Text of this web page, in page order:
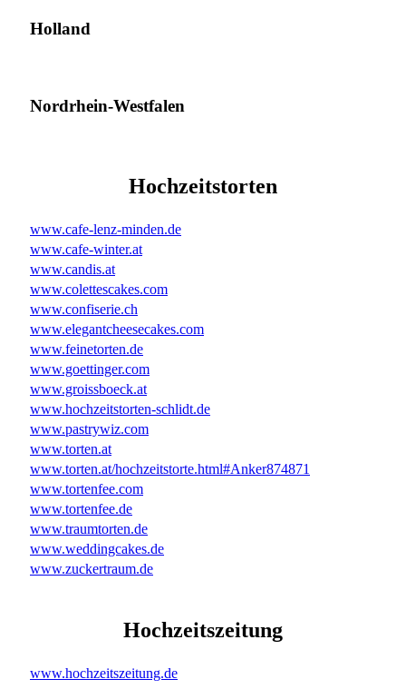
Holland
Nordrhein-Westfalen
Hochzeitstorten
www.cafe-lenz-minden.de
www.cafe-winter.at
www.candis.at
www.colettescakes.com
www.confiserie.ch
www.elegantcheesecakes.com
www.feinetorten.de
www.goettinger.com
www.groissboeck.at
www.hochzeitstorten-schlidt.de
www.pastrywiz.com
www.torten.at
www.torten.at/hochzeitstorte.html#Anker874871
www.tortenfee.com
www.tortenfee.de
www.traumtorten.de
www.weddingcakes.de
www.zuckertraum.de
Hochzeitszeitung
www.hochzeitszeitung.de